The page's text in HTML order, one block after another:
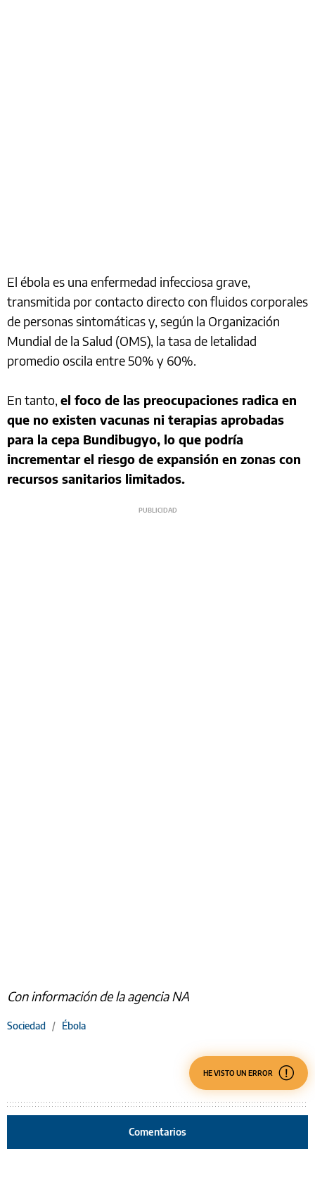
El ébola es una enfermedad infecciosa grave,
transmitida por contacto directo con fluidos corporales
de personas sintomáticas y, según la Organización
Mundial de la Salud (OMS), la tasa de letalidad
promedio oscila entre 50% y 60%.
En tanto, el foco de las preocupaciones radica en
que no existen vacunas ni terapias aprobadas
para la cepa Bundibugyo, lo que podría
incrementar el riesgo de expansión en zonas con
recursos sanitarios limitados.
Con información de la agencia NA
Sociedad / Ébola
HE VISTO UN ERROR
Comentarios